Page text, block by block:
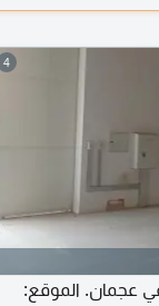
4
للإيجار السنوي - المنطقة الصناعية 1 في عجمان. الموقع: